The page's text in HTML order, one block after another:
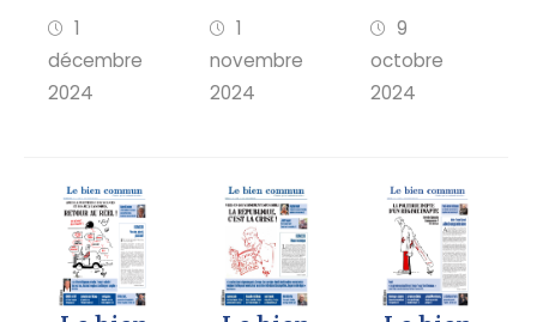
1
décembre
2024
1
novembre
2024
9
octobre
2024